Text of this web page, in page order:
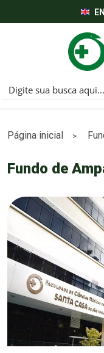
EN
Página inicial >
Fundo de